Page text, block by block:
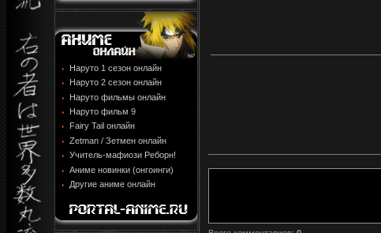
Наруто 1 сезон онлайн
Наруто 2 сезон онлайн
Наруто фильмы онлайн
Наруто фильм 9
Fairy Tail онлайн
Zetman / Зетмен онлайн
Учитель-мафиози Реборн!
Аниме новинки (онгоинги)
Другие аниме онлайн